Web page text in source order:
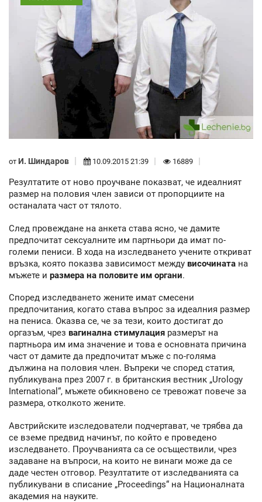
от И. Шиндаров 10.09.2015 21:39 16889
Резултатите от ново проучване показват, че идеалният
размер на половия член зависи от пропорциите на
останалата част от тялото.
След провеждане на анкета става ясно, че дамите
предпочитат сексуалните им партньори да имат по-
големи пениси. В хода на изследването учените откриват
връзка, която показва зависимост между височината на
мъжете и размера на половите им органи.
Според изследването жените имат смесени
предпочитания, когато става въпрос за идеалния размер
на пениса. Оказва се, че за тези, които достигат до
оргазъм, чрез вагинална стимулация размерът на
партньора им има значение и това е основната причина
част от дамите да предпочитат мъже с по-голяма
дължина на половия член. Въпреки че според статия,
публикувана през 2007 г. в британския вестник „Urology
International“, мъжете обикновено се тревожат повече за
размера, отколкото жените.
Австрийските изследователи подчертават, че трябва да
се вземе предвид начинът, по който е проведено
изследването. Проучванията са се осъществили, чрез
задаване на въпроси, на които не винаги може да се
даде честен отговор. Резултатите от изследванията са
публикувани в списание „Proceedings“ на Националната
академия на науките.